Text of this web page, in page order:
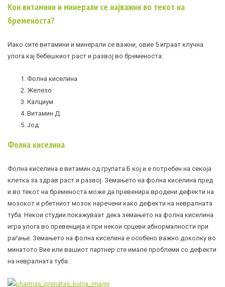
Кои витамини и минерали се најважни во текот на
бременоста?
Иако сите витамини и минерали се важни, овие 5 играат клучна
улога кај бебешкиот раст и развој во бременоста:
Фолна киселина
Железо
Калциум
Витамин Д
Јод
Фолна киселина
Фолна киселина е витамин од групата Б кој и е потребен на секоја
клетка за здрав раст и развој. Земањето на фолна киселина пред
и во текот на бременоста може да превенира вродени дефекти на
мозокот и рбетниот мозок наречени како дефекти на невралната
туба. Некои студии покажуваат дека земањето на фолна киселина
игра улога во превенција и при некои срцеви абнормалности при
раѓање. Земањето на фолна киселина е особено важно доколку во
минатото Вие или вашиот партнер сте имале проблеми со дефекти
на невралната туба.